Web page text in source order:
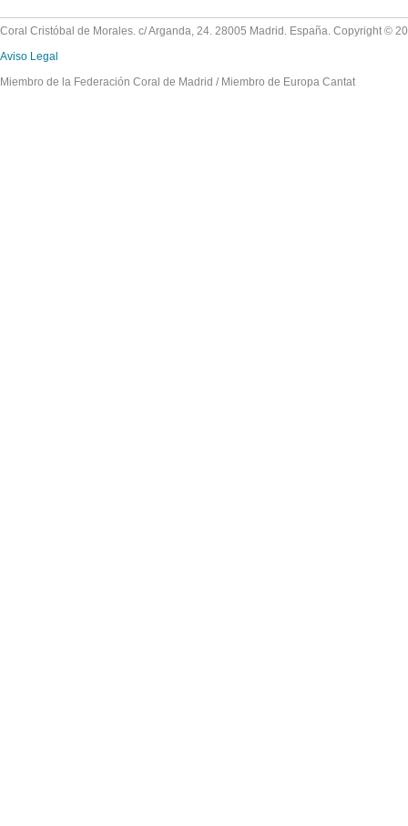
Coral Cristóbal de Morales. c/ Arganda, 24. 28005 Madrid. España. Copyright ©
Aviso Legal
Miembro de la Federación Coral de Madrid / Miembro de Europa Cantat